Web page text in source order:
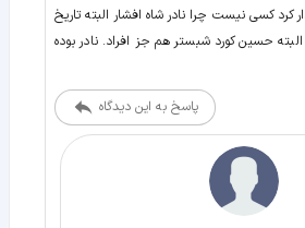
کرد کسی نیست چرا نادر شاه افشار البته تاریخ
حسین کورد شبستر هم جز افراد. نادر بوده
پاسخ به این دیدگاه